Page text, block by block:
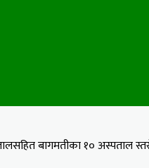
बागमतीका १० अस्पताल